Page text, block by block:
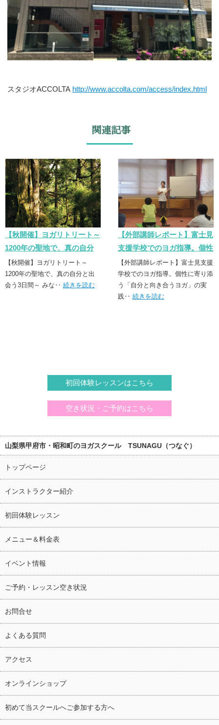
スタジオACCOLTA http://www.accolta.com/access/index.html
関連記事
【秋開催】ヨガリトリート～
1200年の聖地で、真の自分
と出会う3日間～
【秋開催】ヨガリトリート～
1200年の聖地で、真の自分と出
会う3日間～ みな‥ 続きを読む
【外部講師レポート】富士見
支援学校でのヨガ指導。個性
に寄り添う「誠実なヨガ」の
実践
【外部講師レポート】富士見支援
学校でのヨガ指導。個性に寄り添
う「自分と向き合うヨガ」の実
践‥続きを読む
初回体験レッスンはこちら
空き状況・ご予約はこちら
山梨県甲府市・昭和町のヨガスクール TSUNAGU（つなぐ）
トップページ
インストラクター紹介
初回体験レッスン
メニュー＆料金表
イベント情報
ご予約・レッスン空き状況
お問合せ
よくある質問
アクセス
オンラインショップ
初めて当スクールへご参加する方へ